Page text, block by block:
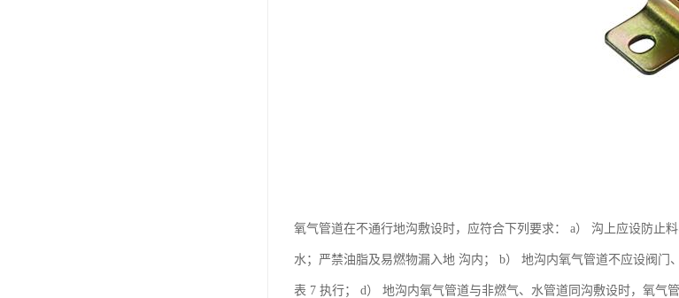
氧气管道在不通行地沟敷设时，应符合下列要求： a） 沟上应设防止
水；严禁油脂及易燃物漏入地 沟内； b） 地沟内氧气管道不应设阀
表 7 执行； d） 地沟内氧气管道与非燃气、水管道同沟敷设时，氧气